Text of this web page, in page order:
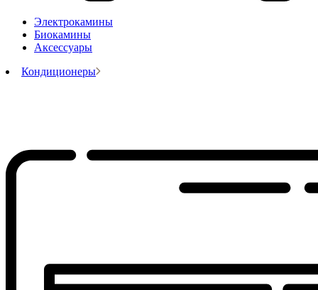
Электрокамины
Биокамины
Аксессуары
Кондиционеры